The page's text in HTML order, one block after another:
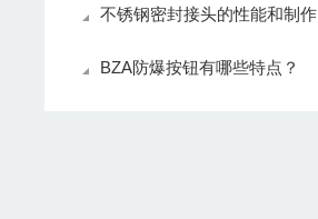
不锈钢密封接头的性能和制作方法是什么？
BZA防爆按钮有哪些特点？